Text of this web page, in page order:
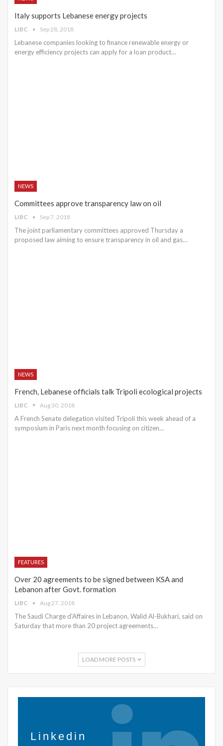
Italy supports Lebanese energy projects
LIBC Sep 28, 2018
Lebanese companies looking to finance renewable energy or
energy efficiency projects can apply for a loan product…
NEWS
Committees approve transparency law on oil
LIBC Sep 7, 2018
The joint parliamentary committees approved Thursday a
proposed law aiming to ensure transparency in oil and gas…
NEWS
French, Lebanese officials talk Tripoli ecological projects
LIBC Aug 30, 2018
A French Senate delegation visited Tripoli this week ahead of a
symposium in Paris next month focusing on citizen…
FEATURES
Over 20 agreements to be signed between KSA and
Lebanon after Govt. formation
LIBC Aug 27, 2018
The Saudi Charge d'Affaires in Lebanon, Walid Al-Bukhari, said on
Saturday that more than 20 project agreements…
LOAD MORE POSTS
Linkedin